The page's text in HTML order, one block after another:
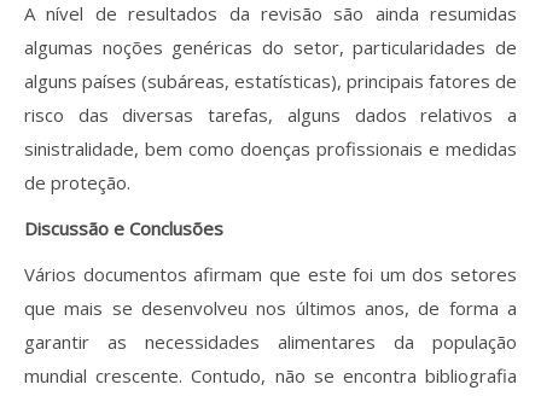
A nível de resultados da revisão são ainda resumidas
algumas noções genéricas do setor, particularidades de
alguns países (subáreas, estatísticas), principais fatores de
risco das diversas tarefas, alguns dados relativos a
sinistralidade, bem como doenças profissionais e medidas
de proteção.
Discussão e Conclusões
Vários documentos afirmam que este foi um dos setores
que mais se desenvolveu nos últimos anos, de forma a
garantir as necessidades alimentares da população
mundial crescente. Contudo, não se encontra bibliografia